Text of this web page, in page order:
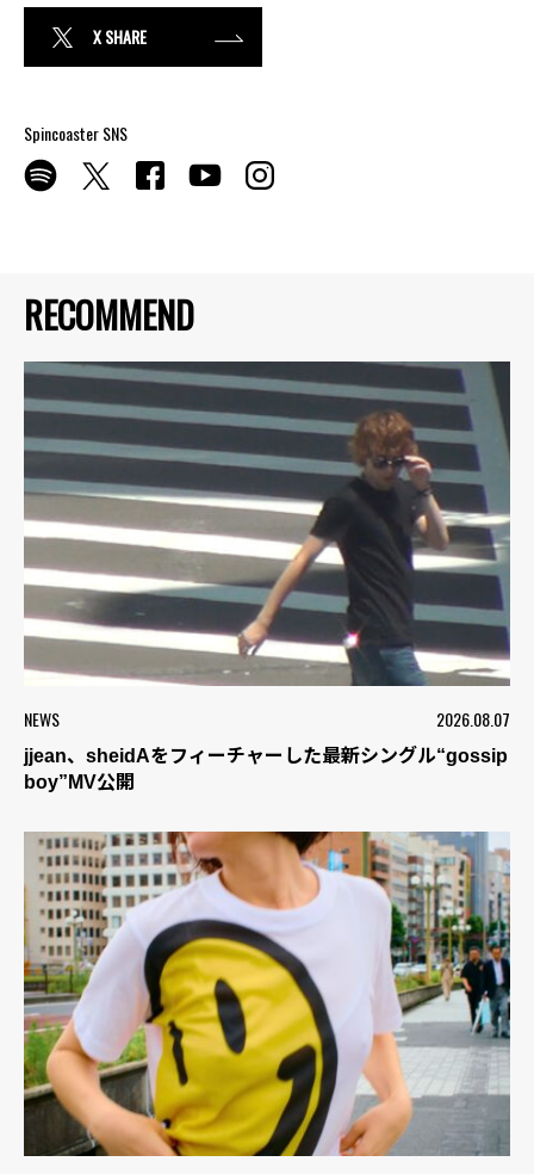
RECOMMEND
NEWS 2026.08.07
jjean、sheidAをフィーチャーした最新シングル“gossip
boy”MV公開
X SHARE
Spincoaster SNS